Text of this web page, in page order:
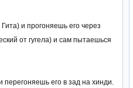
и прогоняешь его через
от гугела) и сам пытаешься
перегоняешь его в зад на хинди.